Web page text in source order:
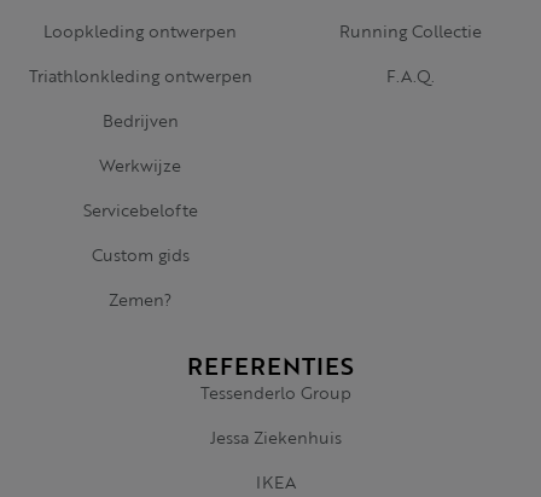
Loopkleding ontwerpen
Triathlonkleding ontwerpen
Bedrijven
Werkwijze
Servicebelofte
Custom gids
Zemen?
Running Collectie
F.A.Q.
REFERENTIES
Tessenderlo Group
Jessa Ziekenhuis
IKEA